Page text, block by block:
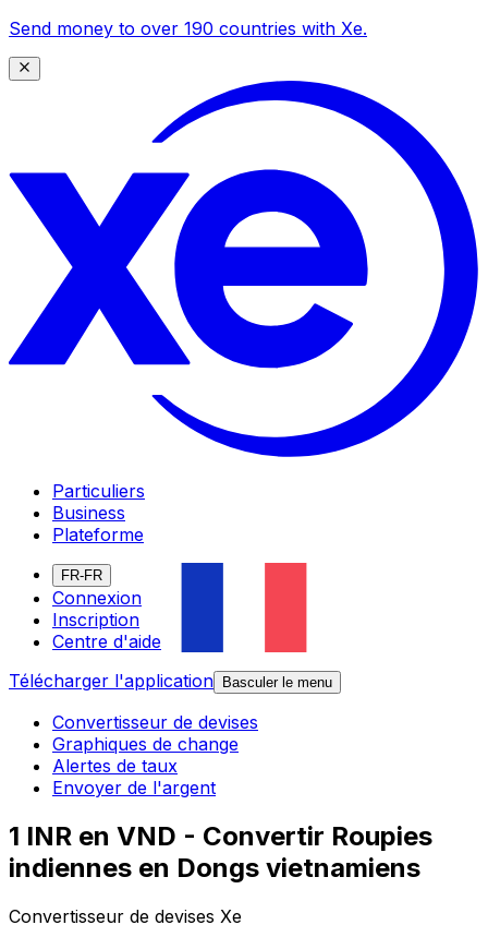
Send money to over 190 countries with Xe.
Particuliers
Business
Plateforme
FR-FR
Connexion
Inscription
Centre d'aide
Télécharger l'application
Basculer le menu
Convertisseur de devises
Graphiques de change
Alertes de taux
Envoyer de l'argent
1 INR en VND - Convertir Roupies
indiennes en Dongs vietnamiens
Convertisseur de devises Xe